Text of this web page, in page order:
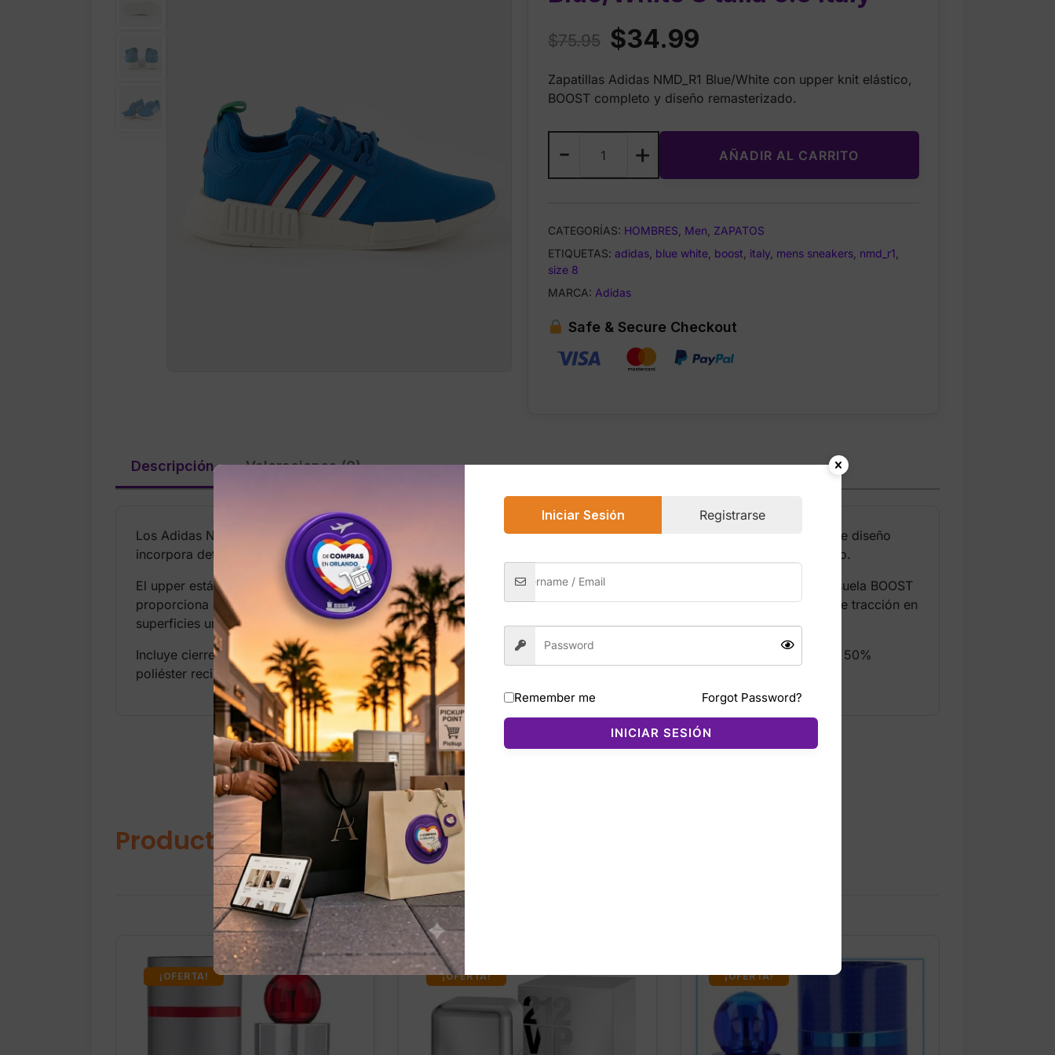
$75.95 Original
was:
$34.99
is:
Zapatillas Adidas NMD_R1 Blue/White con upper knit elástico,
BOOST completo y diseño remasterizado.
-
NMD_R1
Men’s
S
talla
italy
+ AÑADIR AL CARRITO
CATEGORÍAS: HOMBRES Men ZAPATOS
ETIQUETAS: adidas blue white boost italy mens sneakers nmd_r1
size 8
MARCA: Adidas
Safe & Secure Checkout
Descripción Valoraciones (0)
Los Adidas NMD_R1 en color Blue/White son una versión remasterizada del modelo clásico inspirado en el running. Este diseño
incorpora detalles actualizados como plug edges pintados y puntas de cordones de colores para un look más moderno.
El upper está hecho de un tejido knit elástico que abraza el pie para ofrecer comodidad durante todo el día. La mediasuela BOOST
proporciona amortiguación reactiva, ideal para caminar, explorar la ciudad o trayectos largos. La suela de goma ofrece tracción en
superficies urbanas.
Incluye cierre de cordones, forro textil y materiales reciclados: el upper contiene al menos 50% Parley Ocean Plastic y 50%
poliéster reciclado.
Productos relacionados
¡OFERTA! ¡OFERTA! ¡OFERTA!
Iniciar Sesión Registrarse
Remember me Forgot Password?
INICIAR SESIÓN